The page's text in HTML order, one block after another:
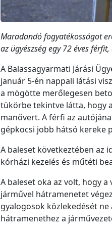
Maradandó fogyatékosságot
az ügyészség egy 72 éves
A Balassagyarmati Járási
január 5-én nappali látási
a mögötte merőlegesen
tükörbe tekintve látta, hogy
manővert. A férfi az
gépkocsi jobb hátsó kereke
A baleset következtében az
kórházi kezelés és műtéti
A baleset oka az volt, hogy
járművel hátramenetet
gyalogosok közlekedését ne
hátramenethez a